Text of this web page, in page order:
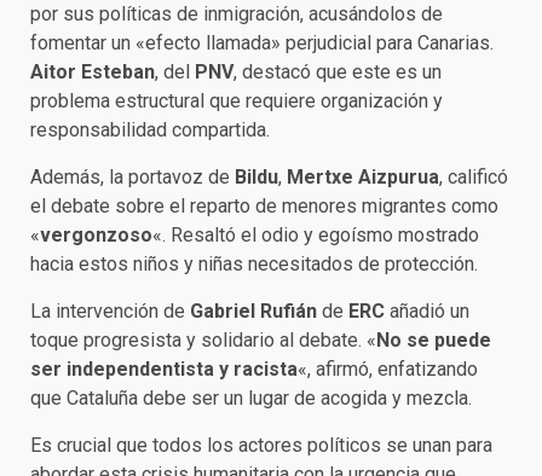
por sus políticas de inmigración, acusándolos de
fomentar un «efecto llamada» perjudicial para Canarias.
Aitor Esteban, del PNV, destacó que este es un
problema estructural que requiere organización y
responsabilidad compartida.
Además, la portavoz de Bildu, Mertxe Aizpurua, calificó
el debate sobre el reparto de menores migrantes como
«vergonzoso«. Resaltó el odio y egoísmo mostrado
hacia estos niños y niñas necesitados de protección.
La intervención de Gabriel Rufián de ERC añadió un
toque progresista y solidario al debate. «No se puede
ser independentista y racista«, afirmó, enfatizando
que Cataluña debe ser un lugar de acogida y mezcla.
Es crucial que todos los actores políticos se unan para